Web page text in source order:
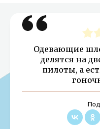
Одевающие
делятся на
пилоты, а